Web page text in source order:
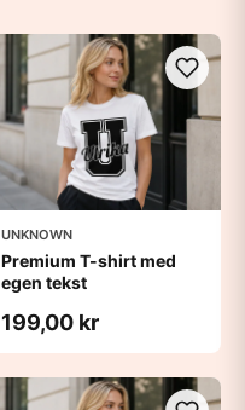
UNKNOWN
Premium T-shirt med
egen tekst
199,00 kr